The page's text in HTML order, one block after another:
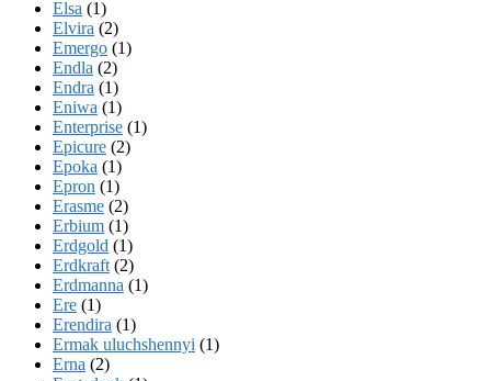
Elsa (1)
Elvira (2)
Emergo (1)
Endla (2)
Endra (1)
Eniwa (1)
Enterprise (1)
Epicure (2)
Epoka (1)
Epron (1)
Erasme (2)
Erbium (1)
Erdgold (1)
Erdkraft (2)
Erdmanna (1)
Ere (1)
Erendira (1)
Ermak uluchshennyi (1)
Erna (2)